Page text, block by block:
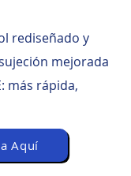
rediseñado y
mejorada
más rápida,
Aquí